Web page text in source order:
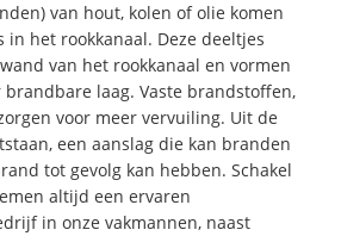
van hout, kolen of olie komen
het rookkanaal. Deze deeltjes
van het rookkanaal en vormen
brandbare laag. Vaste brandstoffen,
voor meer vervuiling. Uit de
een aanslag die kan branden
tot gevolg kan hebben. Schakel
altijd een ervaren
in onze vakmannen, naast